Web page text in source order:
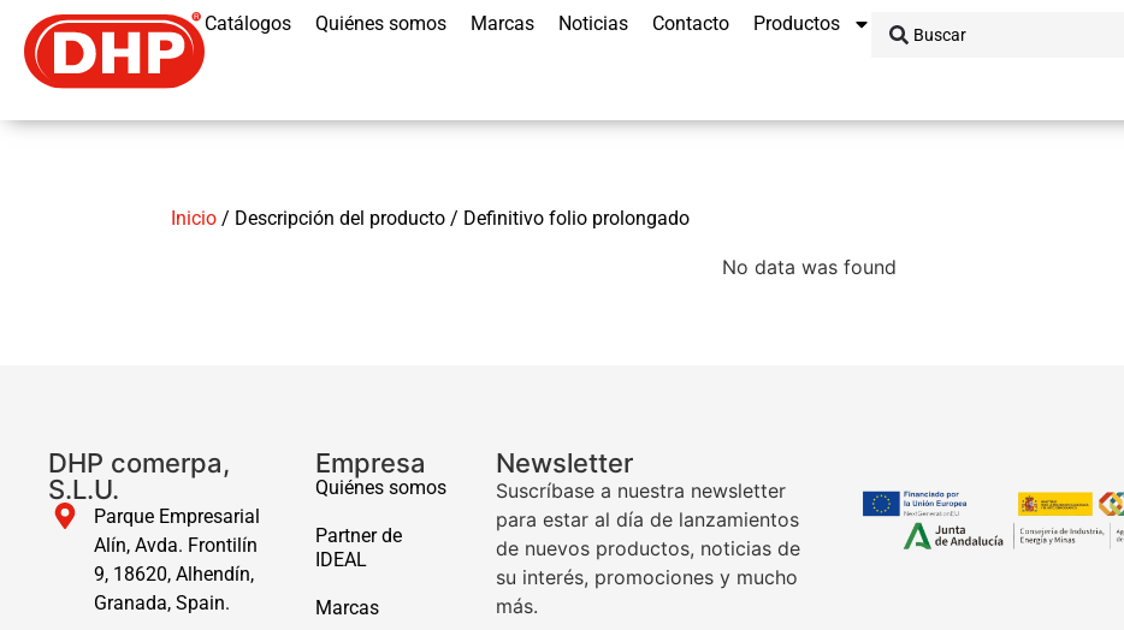
Catálogos Quiénes somos Marcas Noticias Contacto Productos
Inicio / Descripción del producto / Definitivo folio prolongado
No data was found
DHP comerpa,
S.L.U.
Parque Empresarial
Alín, Avda. Frontilín
9, 18620, Alhendín,
Granada, Spain.
Empresa
Quiénes somos
Partner de
IDEAL
Marcas
Newsletter
Suscríbase a nuestra newsletter
para estar al día de lanzamientos
de nuevos productos, noticias de
su interés, promociones y mucho
más.